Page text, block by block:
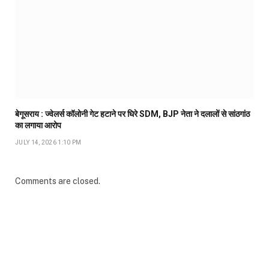
बेगूसराय : ज्वेलर्स कॉलोनी गेट हटाने पर घिरे SDM, BJP नेता ने दलालों से सांठगांठ
का लगाया आरोप
JULY 14, 2026 1:10 PM
Comments are closed.